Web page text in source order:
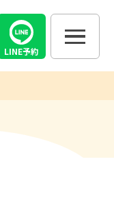
LINE予約